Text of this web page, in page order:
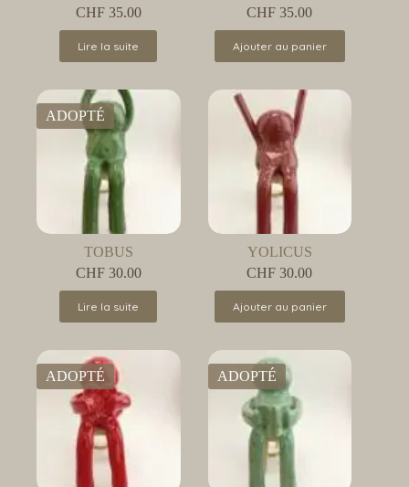
CHF35.00
Lire la suite
CHF 35.00
Ajouter au panier
ADOPTÉ
TOBUS
CHF30.00
Lire la suite
YOLICUS
CHF 30.00
Ajouter au panier
ADOPTÉ ADOPTÉ